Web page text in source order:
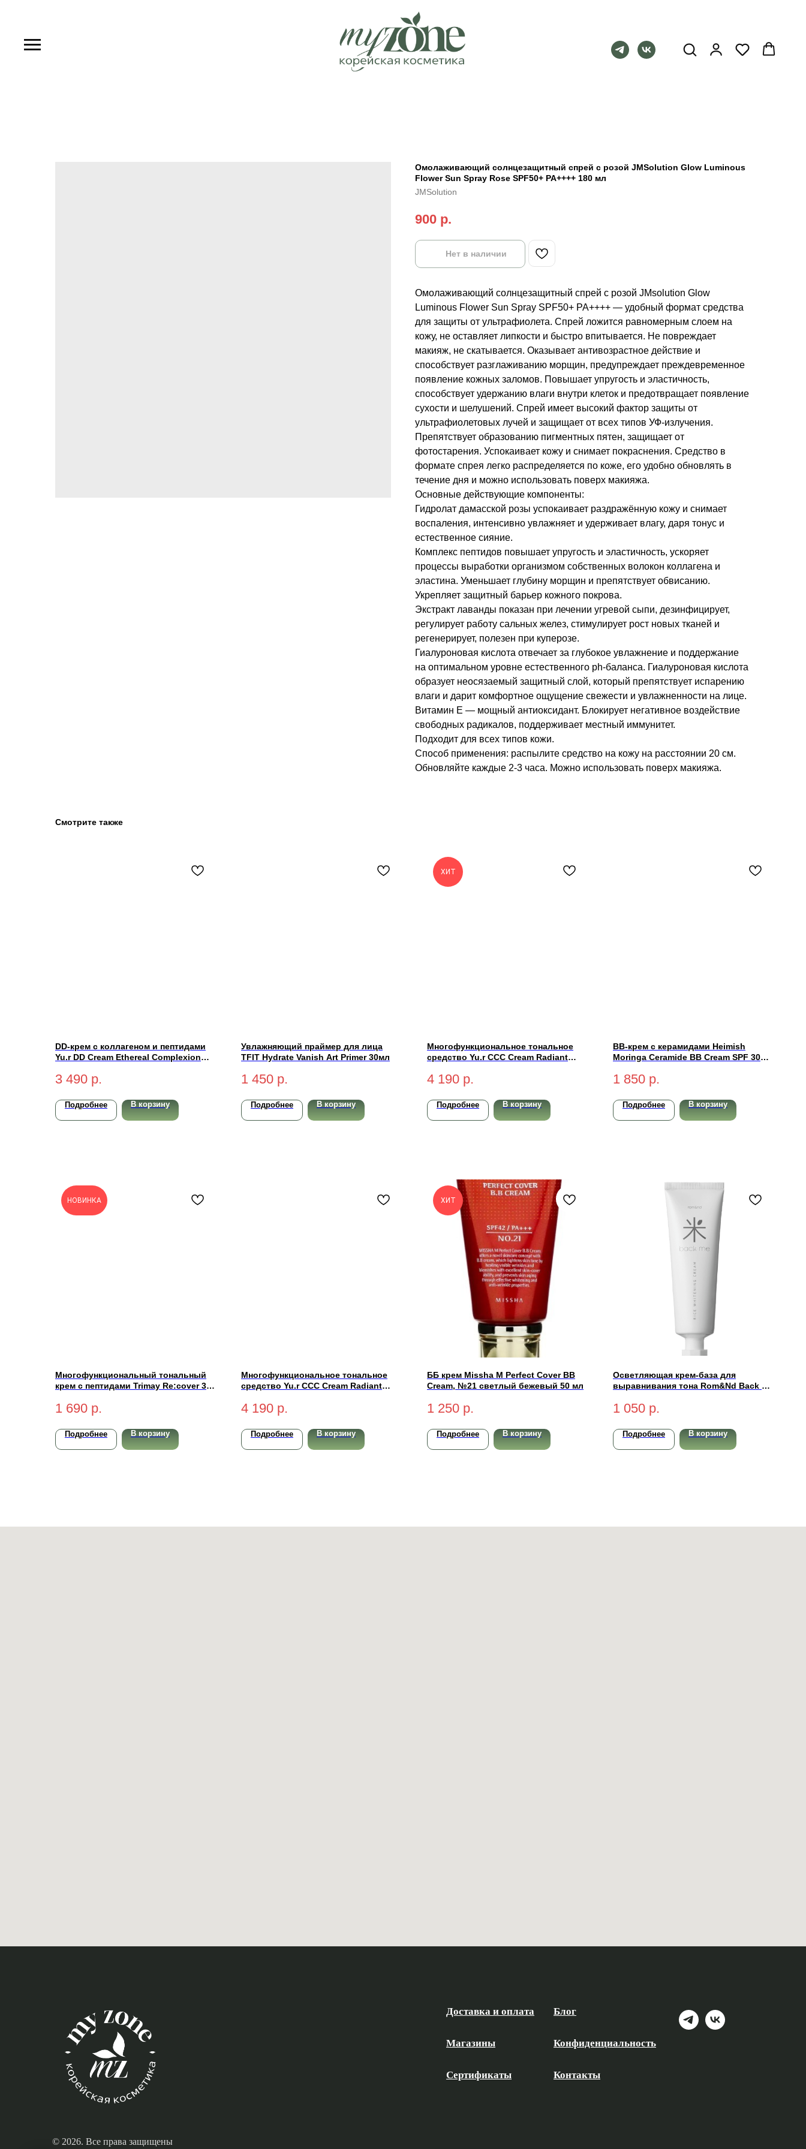
Омолаживающий солнцезащитный спрей с розой JMSolution Glow Luminous
Flower Sun Spray Rose SPF50+ PA++++ 180 мл
JMSolution
900 р.
Нет в наличии
Омолаживающий солнцезащитный спрей с розой JMsolution Glow
Luminous Flower Sun Spray SPF50+ PA++++ — удобный формат средства
для защиты от ультрафиолета. Спрей ложится равномерным слоем на
кожу, не оставляет липкости и быстро впитывается. Не повреждает
макияж, не скатывается. Оказывает антивозрастное действие и
способствует разглаживанию морщин, предупреждает преждевременное
появление кожных заломов. Повышает упругость и эластичность,
способствует удержанию влаги внутри клеток и предотвращает появление
сухости и шелушений. Спрей имеет высокий фактор защиты от
ультрафиолетовых лучей и защищает от всех типов УФ-излучения.
Препятствует образованию пигментных пятен, защищает от
фотостарения. Успокаивает кожу и снимает покраснения. Средство в
формате спрея легко распределяется по коже, его удобно обновлять в
течение дня и можно использовать поверх макияжа.
Основные действующие компоненты:
Гидролат дамасской розы успокаивает раздражённую кожу и снимает
воспаления, интенсивно увлажняет и удерживает влагу, даря тонус и
естественное сияние.
Комплекс пептидов повышает упругость и эластичность, ускоряет
процессы выработки организмом собственных волокон коллагена и
эластина. Уменьшает глубину морщин и препятствует обвисанию.
Укрепляет защитный барьер кожного покрова.
Экстракт лаванды показан при лечении угревой сыпи, дезинфицирует,
регулирует работу сальных желез, стимулирует рост новых тканей и
регенерирует, полезен при куперозе.
Гиалуроновая кислота отвечает за глубокое увлажнение и поддержание
на оптимальном уровне естественного ph-баланса. Гиалуроновая кислота
образует неосязаемый защитный слой, который препятствует испарению
влаги и дарит комфортное ощущение свежести и увлажненности на лице.
Витамин Е — мощный антиоксидант. Блокирует негативное воздействие
свободных радикалов, поддерживает местный иммунитет.
Подходит для всех типов кожи.
Способ применения: распылите средство на кожу на расстоянии 20 см.
Обновляйте каждые 2-3 часа. Можно использовать поверх макияжа.
Смотрите также
DD-крем с коллагеном и пептидами
Yu.r DD Cream Ethereal Complexion
3 490 р.
Подробнее В корзину
Увлажняющий праймер для лица
TFIT Hydrate Vanish Art Primer 30мл
1 450 р.
Подробнее В корзину
ХИТ
Многофункциональное тональное
средство Yu.r CCC Cream Radiant
натуральный) 50 мл
4 190 р.
Подробнее В корзину
BB-крем с керамидами Heimish
Moringa Ceramide BB Cream SPF 30
1 850 р.
Подробнее В корзину
НОВИНКА
Многофункциональный тональный
крем с пептидами Trimay Re:cover 3-
Light 30мл
1 690 р.
Подробнее В корзину
Многофункциональное тональное
средство Yu.r CCC Cream Radiant
светлый) 50 мл
4 190 р.
Подробнее В корзину
ХИТ
ББ крем Missha M Perfect Cover BB
Cream, №21 светлый бежевый 50 мл
1 250 р.
Подробнее В корзину
Осветляющая крем-база для
выравнивания тона Rom&Nd Back Me
1 050 р.
Подробнее В корзину
© 2026. Все права защищены
Доставка и оплата
Магазины
Сертификаты
Блог
Конфиденциальность
Контакты